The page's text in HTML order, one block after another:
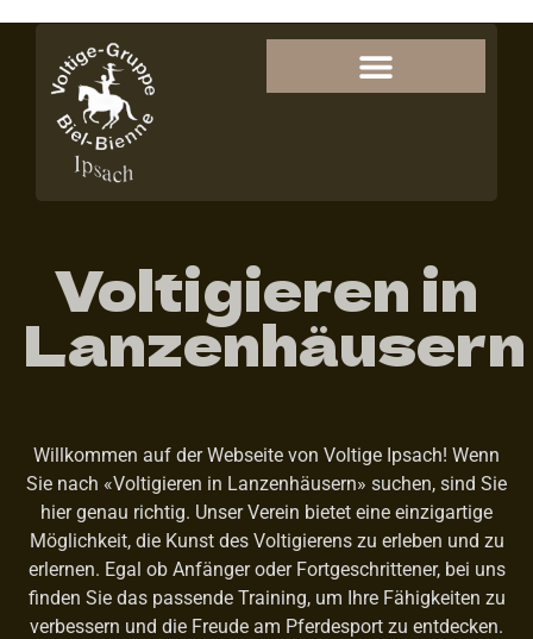
Voltigieren in
Lanzenhäusern
Willkommen auf der Webseite von Voltige Ipsach! Wenn
Sie nach «Voltigieren in Lanzenhäusern» suchen, sind Sie
hier genau richtig. Unser Verein bietet eine einzigartige
Möglichkeit, die Kunst des Voltigierens zu erleben und zu
erlernen. Egal ob Anfänger oder Fortgeschrittener, bei uns
finden Sie das passende Training, um Ihre Fähigkeiten zu
verbessern und die Freude am Pferdesport zu entdecken.